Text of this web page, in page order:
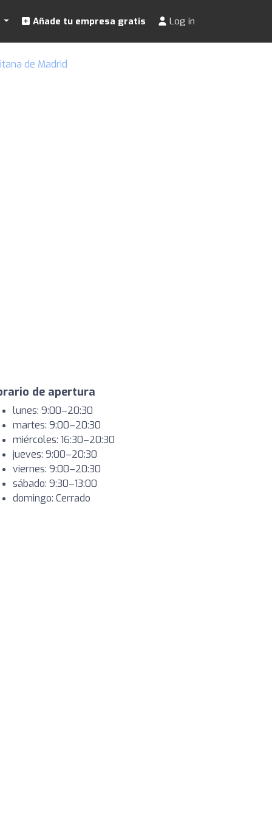
Añade tu empresa gratis Log in
de Madrid
de apertura
lunes: 9:00–20:30
martes: 9:00–20:30
miércoles: 16:30–20:30
jueves: 9:00–20:30
viernes: 9:00–20:30
sábado: 9:30–13:00
domingo: Cerrado